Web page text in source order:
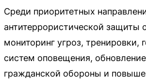
Среди приоритетных
антитеррористической защиты
мониторинг угроз, тренировки,
систем оповещения,
гражданской обороны и